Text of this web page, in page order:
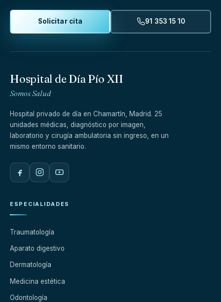
Solicitar cita 91 353 15 10
Hospital de Día Pío XII
Somos Salud
Hospital privado de día en Chamartín, Madrid. 25
unidades médicas, diagnóstico por imagen,
laboratorio y cirugía ambulatoria sin ingreso, en un
mismo entorno sanitario.
ESPECIALIDADES
Traumatología
Aparato digestivo
Dermatología
Medicina estética
Odontología